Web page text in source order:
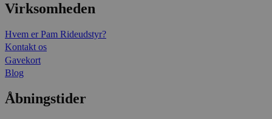
Virksomheden
Hvem er Pam Rideudstyr?
Kontakt os
Gavekort
Blog
Åbningstider